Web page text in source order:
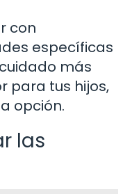
con
específicas
más
para tus hijos,
opción.
las